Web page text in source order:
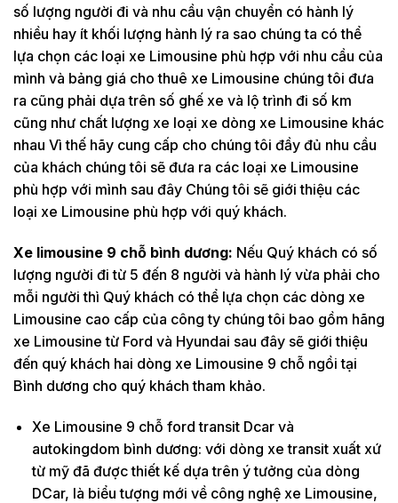
số lượng người đi và nhu cầu vận chuyển có hành lý
nhiều hay ít khối lượng hành lý ra sao chúng ta có thể
lựa chọn các loại xe Limousine phù hợp với nhu cầu của
mình và bảng giá cho thuê xe Limousine chúng tôi đưa
ra cũng phải dựa trên số ghế xe và lộ trình đi số km
cũng như chất lượng xe loại xe dòng xe Limousine khác
nhau Vì thế hãy cung cấp cho chúng tôi đầy đủ nhu cầu
của khách chúng tôi sẽ đưa ra các loại xe Limousine
phù hợp với mình sau đây Chúng tôi sẽ giới thiệu các
loại xe Limousine phù hợp với quý khách.
Xe limousine 9 chỗ bình dương: Nếu Quý khách có số
lượng người đi từ 5 đến 8 người và hành lý vừa phải cho
mỗi người thì Quý khách có thể lựa chọn các dòng xe
Limousine cao cấp của công ty chúng tôi bao gồm hãng
xe Limousine từ Ford và Hyundai sau đây sẽ giới thiệu
đến quý khách hai dòng xe Limousine 9 chỗ ngồi tại
Bình dương cho quý khách tham khảo.
Xe Limousine 9 chỗ ford transit Dcar và
autokingdom bình dương: với dòng xe transit xuất xứ
từ mỹ đã được thiết kế dựa trên ý tưởng của dòng
DCar, là biểu tượng mới về công nghệ xe Limousine,